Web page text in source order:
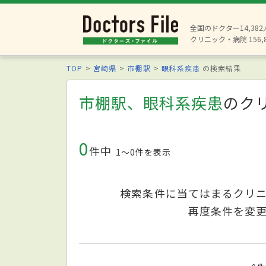
全国のドクター14,382
クリニック・病院
TOP 宮崎県 市棚駅 眼科系疾患 の検索結果
市棚駅、眼科系疾患のク
0件中 1〜0件を表示
検索条件に当てはまるクリ
再度条件を変